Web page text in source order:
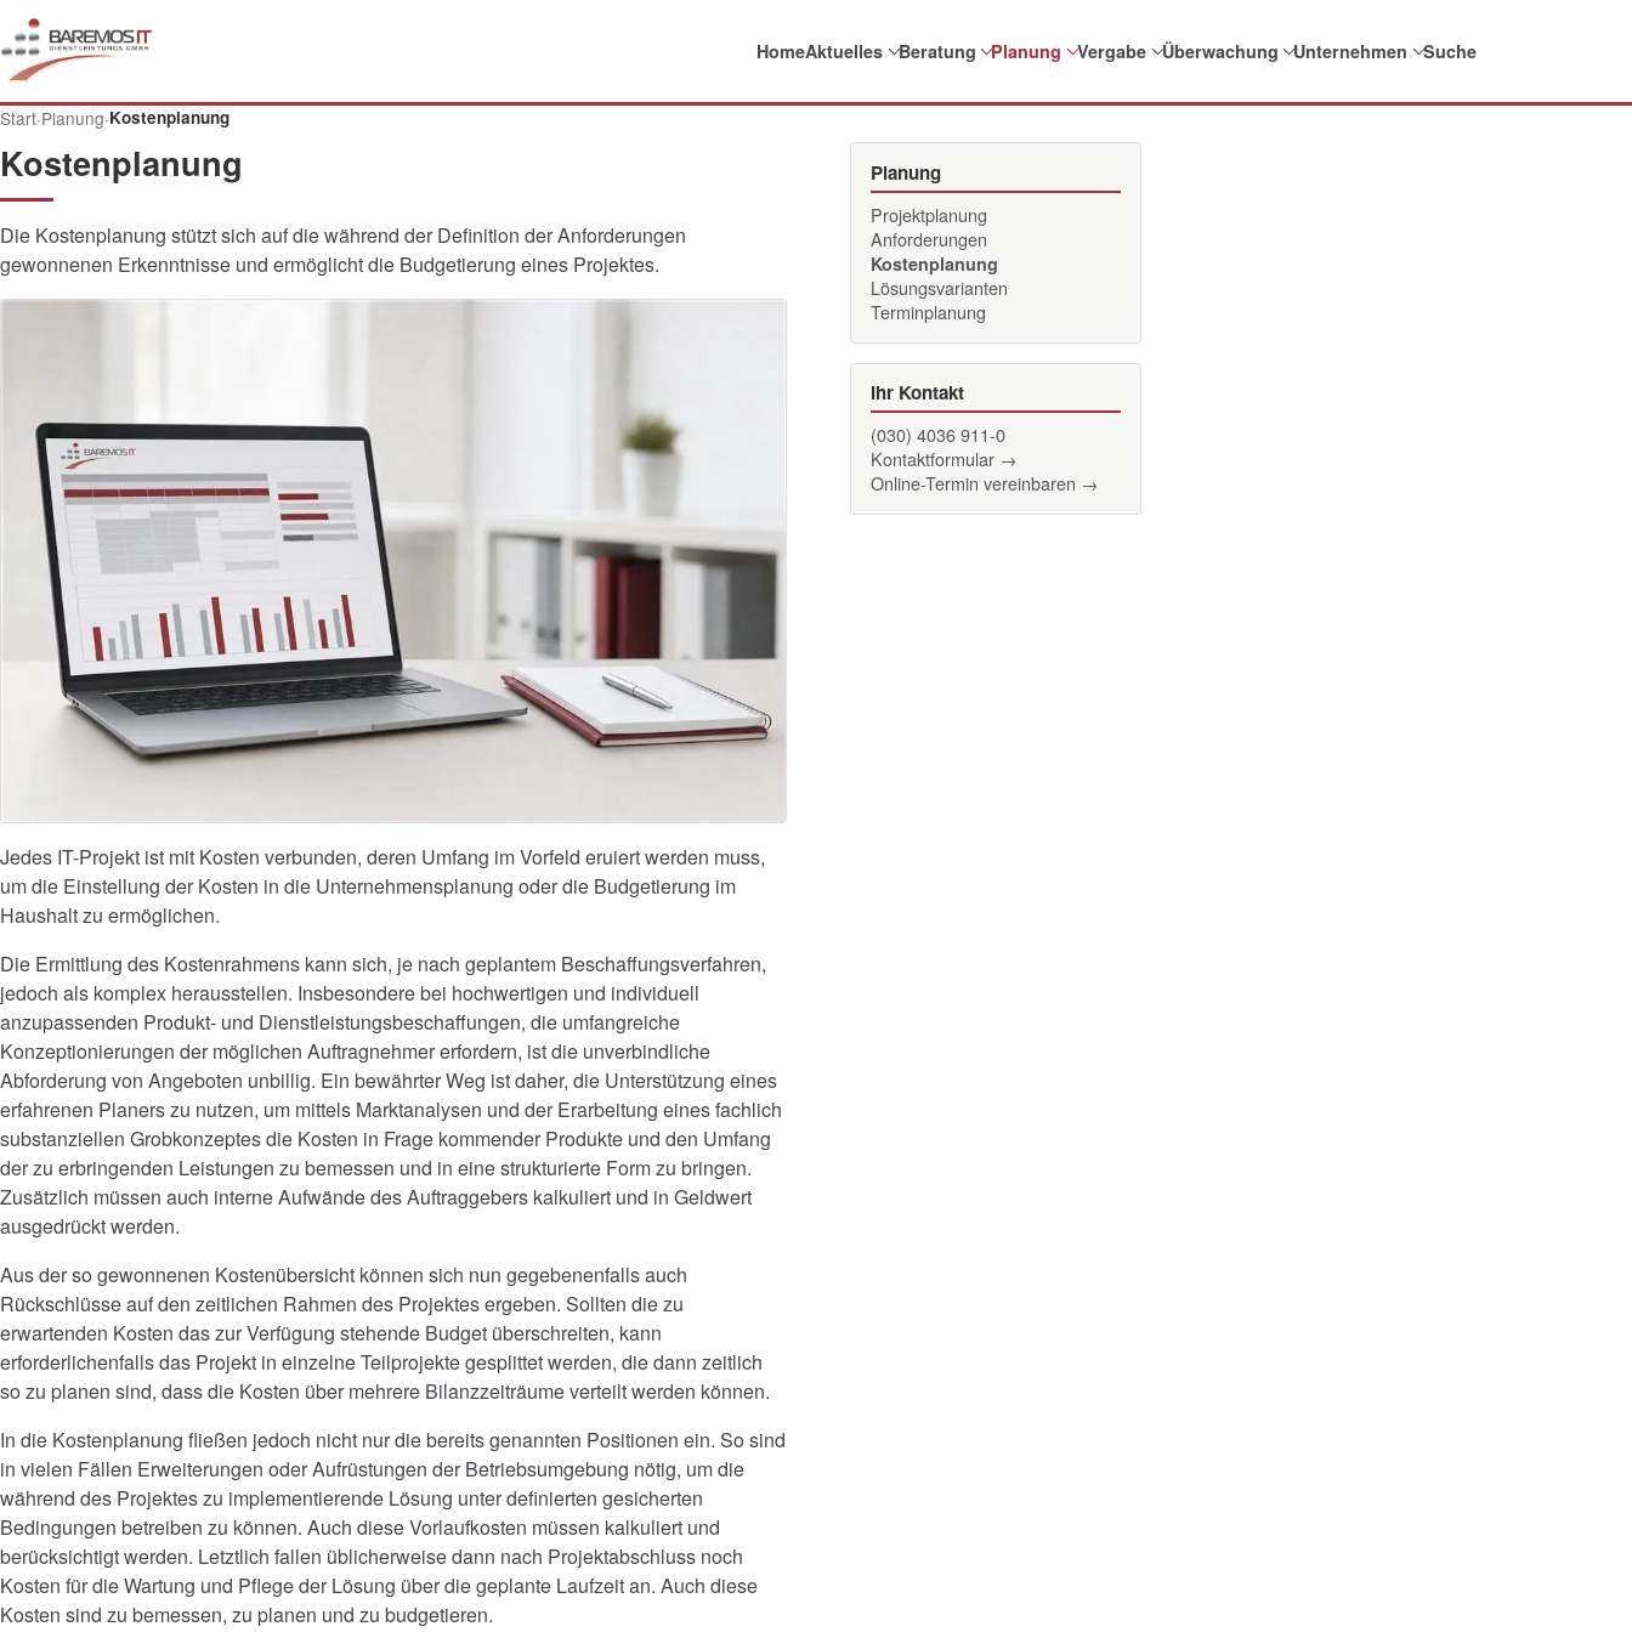
HomeAktuelles Beratung Planung Vergabe Überwachung Unternehmen Suche
Start·Planung·Kostenplanung
Kostenplanung
Die Kostenplanung stützt sich auf die während der Definition der Anforderungen
gewonnenen Erkenntnisse und ermöglicht die Budgetierung eines Projektes.
Jedes IT-Projekt ist mit Kosten verbunden, deren Umfang im Vorfeld eruiert werden muss,
um die Einstellung der Kosten in die Unternehmensplanung oder die Budgetierung im
Haushalt zu ermöglichen.
Die Ermittlung des Kostenrahmens kann sich, je nach geplantem Beschaffungsverfahren,
jedoch als komplex herausstellen. Insbesondere bei hochwertigen und individuell
anzupassenden Produkt- und Dienstleistungsbeschaffungen, die umfangreiche
Konzeptionierungen der möglichen Auftragnehmer erfordern, ist die unverbindliche
Abforderung von Angeboten unbillig. Ein bewährter Weg ist daher, die Unterstützung eines
erfahrenen Planers zu nutzen, um mittels Marktanalysen und der Erarbeitung eines fachlich
substanziellen Grobkonzeptes die Kosten in Frage kommender Produkte und den Umfang
der zu erbringenden Leistungen zu bemessen und in eine strukturierte Form zu bringen.
Zusätzlich müssen auch interne Aufwände des Auftraggebers kalkuliert und in Geldwert
ausgedrückt werden.
Aus der so gewonnenen Kostenübersicht können sich nun gegebenenfalls auch
Rückschlüsse auf den zeitlichen Rahmen des Projektes ergeben. Sollten die zu
erwartenden Kosten das zur Verfügung stehende Budget überschreiten, kann
erforderlichenfalls das Projekt in einzelne Teilprojekte gesplittet werden, die dann zeitlich
so zu planen sind, dass die Kosten über mehrere Bilanzzeiträume verteilt werden können.
In die Kostenplanung fließen jedoch nicht nur die bereits genannten Positionen ein. So sind
in vielen Fällen Erweiterungen oder Aufrüstungen der Betriebsumgebung nötig, um die
während des Projektes zu implementierende Lösung unter definierten gesicherten
Bedingungen betreiben zu können. Auch diese Vorlaufkosten müssen kalkuliert und
berücksichtigt werden. Letztlich fallen üblicherweise dann nach Projektabschluss noch
Kosten für die Wartung und Pflege der Lösung über die geplante Laufzeit an. Auch diese
Kosten sind zu bemessen, zu planen und zu budgetieren.
Planung
Projektplanung
Anforderungen
Kostenplanung
Lösungsvarianten
Terminplanung
Ihr Kontakt
(030) 4036 911-0
Kontaktformular →
Online-Termin vereinbaren →